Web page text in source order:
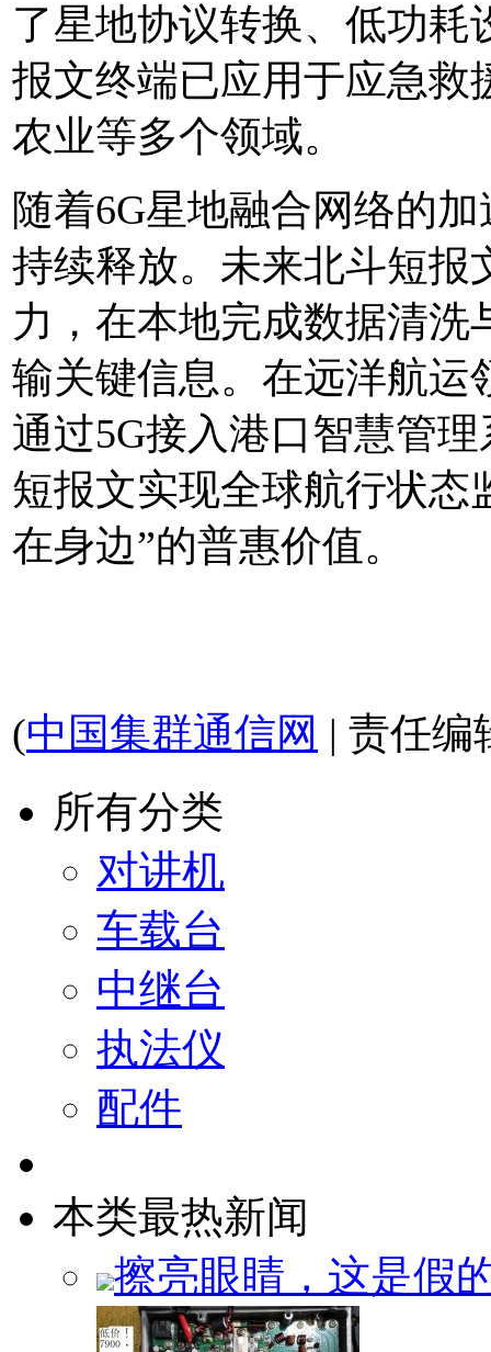
了星地协议转换、低功
报文终端已应用于应急救
农业等多个领域。
随着6G星地融合网络的
持续释放。未来北斗短
力，在本地完成数据清
输关键信息。在远洋航运
通过5G接入港口智慧管
短报文实现全球航行状态
在身边”的普惠价值。
(中国集群通信网 | 责任编
所有分类
对讲机
车载台
中继台
执法仪
配件
本类最热新闻
擦亮眼睛，这是假